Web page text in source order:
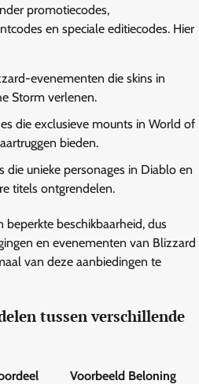
promotiecodes,
en speciale editiecodes. Hier
evenementen die skins in
Storm verlenen.
die exclusieve mounts in World of
bieden.
die unieke personages in Diablo en
titels ontgrendelen.
beperkte beschikbaarheid, dus
en evenementen van Blizzard
van deze aanbiedingen te
tussen verschillende
Voorbeeld Beloning